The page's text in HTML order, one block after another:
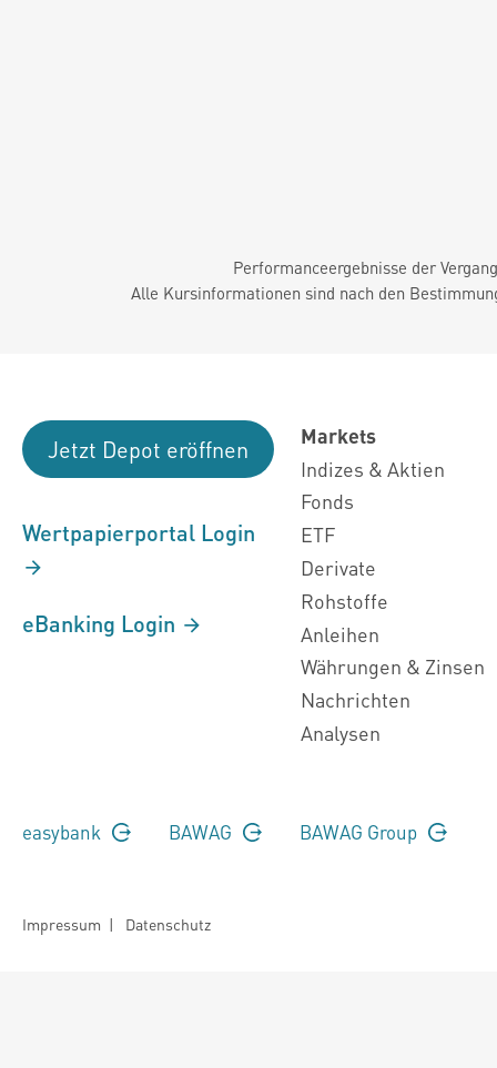
Performanceergebnisse der
Alle Kursinformationen sind nach den
Jetzt Depot eröffnen
Wertpapierportal Login
eBanking Login
Markets
Indizes & Aktien
Fonds
ETF
Derivate
Rohstoffe
Anleihen
Währungen & Zinsen
Nachrichten
Analysen
easybank BAWAG BAWAG Group
Impressum | Datenschutz